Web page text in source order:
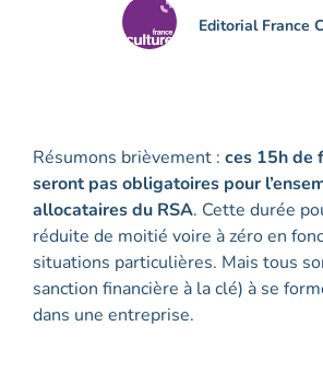
Editorial France
Résumons brièvement : ces 15h de
seront pas obligatoires pour
allocataires du RSA. Cette durée
réduite de moitié voire à zéro en
situations particulières. Mais tous
sanction financière à la clé) à se
dans une entreprise.